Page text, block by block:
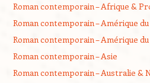
Roman contemporain – Afrique &
Roman contemporain – Amérique
Roman contemporain – Amérique du
Roman contemporain – Asie
Roman contemporain – Australie &